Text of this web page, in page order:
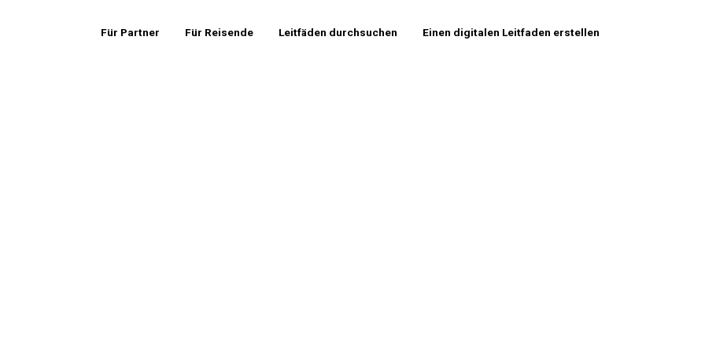
Für Partner Für Reisende Leitfäden durchsuchen Einen digitalen Leitfaden erstellen